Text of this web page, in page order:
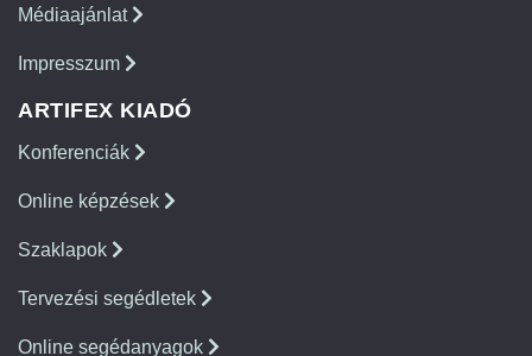
Médiaajánlat
Impresszum
ARTIFEX KIADÓ
Konferenciák
Online képzések
Szaklapok
Tervezési segédletek
Online segédanyagok